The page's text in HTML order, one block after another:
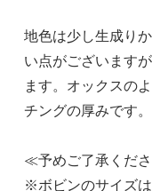
地色は少し生成り
い点がございます
ます。オックスの
チングの厚みです。
≪予めご了承くだ
※ボビンのサイズ